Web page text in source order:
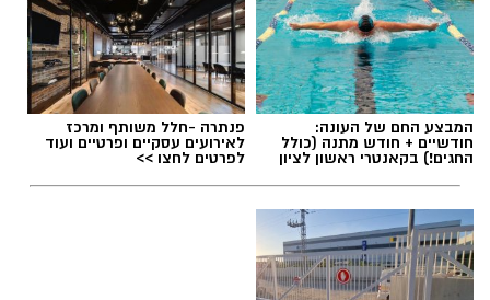
המבצע החם של העונה:
חודשיים + חודש מתנה (כולל
החגים!) בקאנטרי ראשון לציון
פנתרה -חלל משותף ומרכז
לאירועים עסקיים ופרטיים ועוד
לפרטים לחצו >>